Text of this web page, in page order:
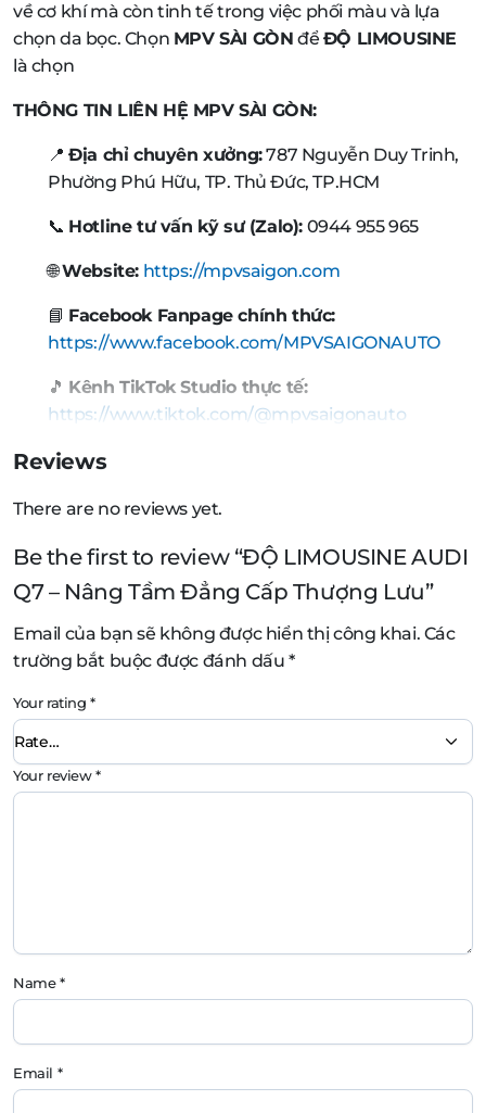
về cơ khí mà còn tinh tế trong việc phối màu và lựa
chọn da bọc. Chọn MPV SÀI GÒN để ĐỘ LIMOUSINE
là chọn
THÔNG TIN LIÊN HỆ MPV SÀI GÒN:
📍Địa chỉ chuyên xưởng:787 Nguyễn Duy Trinh,
Phường Phú Hữu, TP. Thủ Đức, TP.HCM
📞 Hotline tư vấn kỹ sư (Zalo): 0944 955 965
🌐Website: https://mpvsaigon.com
📘 Facebook Fanpage chính thức:
https://www.facebook.com/MPVSAIGONAUTO
🎵 Kênh TikTok Studio thực tế:
https://www.tiktok.com/@mpvsaigonauto
Reviews
There are no reviews yet.
Be the first to review “ĐỘ LIMOUSINE AUDI
Q7 – Nâng Tầm Đẳng Cấp Thượng Lưu”
Email của bạn sẽ không được hiển thị công khai. Các
trường bắt buộc được đánh dấu*
Your rating*
Your review*
Name*
Email *